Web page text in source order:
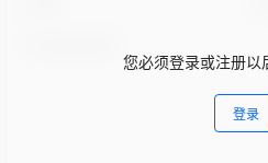
您必须登录或注册以
登录